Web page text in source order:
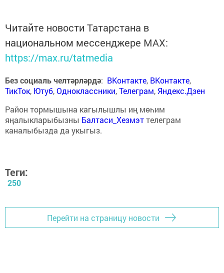
Читайте новости Татарстана в
национальном мессенджере MАХ:
https://max.ru/tatmedia
Без социаль челтәрләрдә: ВКонтакте, ВКонтакте,
ТикТок, Ютуб,Одноклассники,Телеграм, Яндекс.Дзен
Район тормышына кагылышлы иң мөһим
яңалыкларыбызны Балтаси_Хезмэттелеграм
каналыбызда да укыгыз.
Теги:
250
Перейти на страницу новости